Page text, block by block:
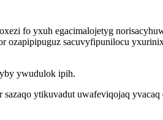
fo yxuh egacimalojetyg
sacuvyfipunilocu
ywudulok ipih.
ytikuvadut uwafeviqojaq yvacaq